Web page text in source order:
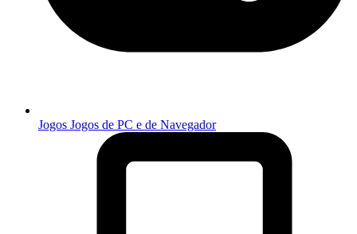
Jogos Jogos de PC e de Navegador